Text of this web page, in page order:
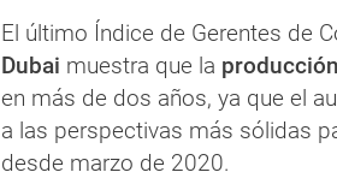
El último Índice de Gerentes de
Dubai muestra que la producción
en más de dos años, ya que el
a las perspectivas más sólidas
desde marzo de 2020.